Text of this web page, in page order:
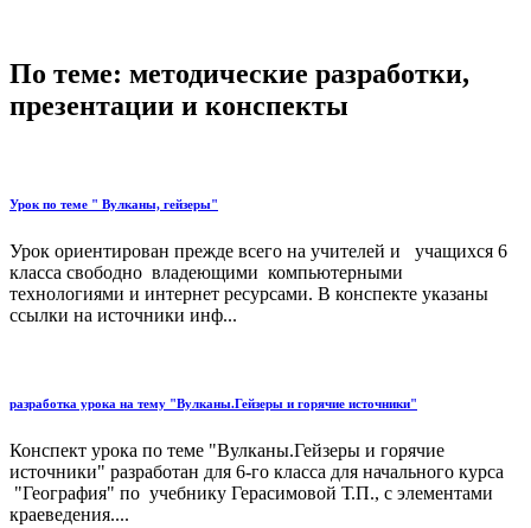
По теме: методические разработки,
презентации и конспекты
Урок по теме " Вулканы, гейзеры"
Урок ориентирован прежде всего на учителей и учащихся 6
класса свободно владеющими компьютерными
технологиями и интернет ресурсами. В конспекте указаны
ссылки на источники инф...
разработка урока на тему "Вулканы.Гейзеры и горячие источники"
Конспект урока по теме "Вулканы.Гейзеры и горячие
источники" разработан для 6-го класса для начального курса
"География" по учебнику Герасимовой Т.П., с элементами
краеведения....